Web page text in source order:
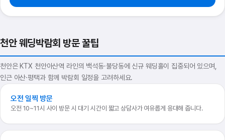
천안 웨딩박람회 방문 꿀팁
천안은 KTX 천안아산역 라인의 백석동·불당동에 신규 웨딩홀이 집중되어 있으며,
인근 아산·평택과 함께 박람회 일정을 고려하세요.
오전 일찍 방문
오전 10~11시 사이 방문 시 대기 시간이 짧고 상담사가 여유롭게 응대해 줍니다.